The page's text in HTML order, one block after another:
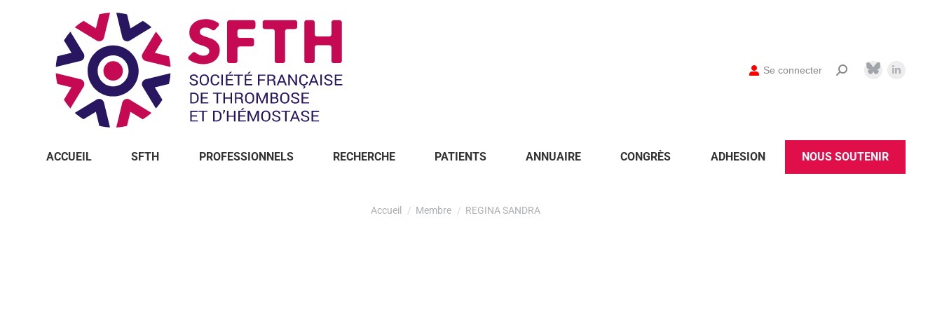
Se connecter
ACCUEIL SFTH PROFESSIONNELS RECHERCHE PATIENTS ANNUAIRE CONGRÈS ADHESION NOUS SOUTENIR
Accueil Membre REGINA SANDRA